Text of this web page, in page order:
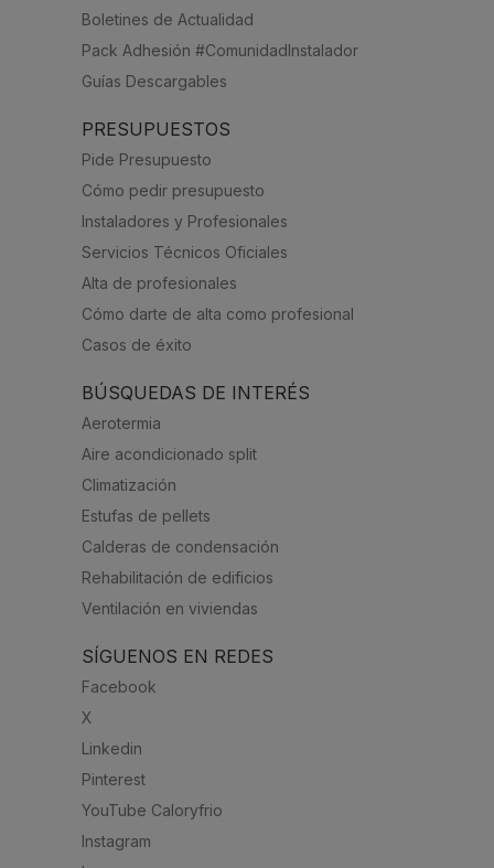
Boletines de Actualidad
Pack Adhesión #ComunidadInstalador
Guías Descargables
PRESUPUESTOS
Pide Presupuesto
Cómo pedir presupuesto
Instaladores y Profesionales
Servicios Técnicos Oficiales
Alta de profesionales
Cómo darte de alta como profesional
Casos de éxito
BÚSQUEDAS DE INTERÉS
Aerotermia
Aire acondicionado split
Climatización
Estufas de pellets
Calderas de condensación
Rehabilitación de edificios
Ventilación en viviendas
SÍGUENOS EN REDES
Facebook
X
Linkedin
Pinterest
YouTube Caloryfrio
Instagram